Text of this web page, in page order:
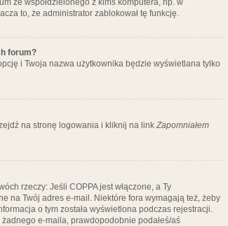
ze współdzielonego z kimś komputera, np. w
to, że administrator zablokował tę funkcję.
forum?
i Twoja nazwa użytkownika będzie wyświetlana tylko
na stronę logowania i kliknij na link Zapomniałem
rzeczy: Jeśli COPPA jest włączone, a Ty
na Twój adres e-mail. Niektóre fora wymagają też, żeby
o tym została wyświetlona podczas rejestracji.
e-maila, prawdopodobnie podałeś/aś